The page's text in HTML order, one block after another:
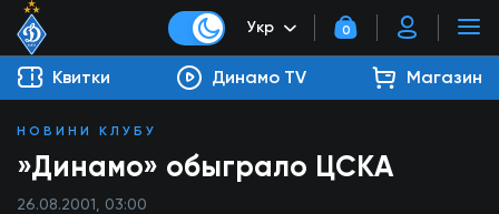
Укр 0
Квитки Динамо TV Магазин
НОВИНИ КЛУБУ
»Динамо» обыграло ЦСКА
26.08.2001, 03:00